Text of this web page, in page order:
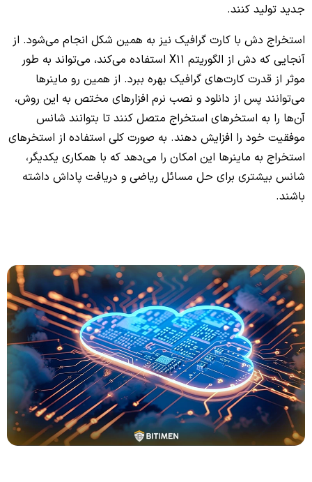
جدید تولید کنند.
استخراج دش با کارت گرافیک نیز به همین شکل انجام می‌شود. از
آنجایی که دش از الگوریتم X11 استفاده می‌کند، می‌تواند به طور
موثر از قدرت کارت‌های گرافیک بهره ببرد. از همین رو ماینرها
می‌توانند پس از دانلود و نصب نرم افزارهای مختص به این روش،
آن‌ها را به استخرهای استخراج متصل کنند تا بتوانند شانس
موفقیت خود را افزایش دهند. به صورت کلی استفاده از استخرهای
استخراج به ماینرها این امکان را می‌دهد که با همکاری یکدیگر،
شانس بیشتری برای حل مسائل ریاضی و دریافت پاداش داشته
باشند.